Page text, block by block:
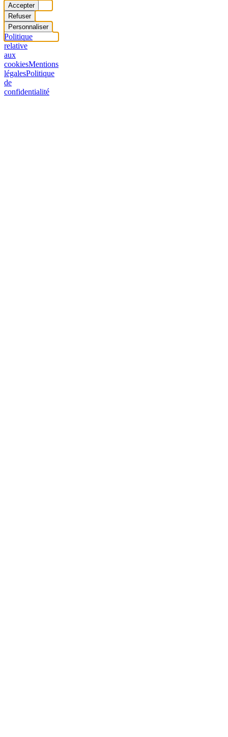
Accepter
Refuser
Personnaliser
Politique
relative
aux
cookiesMentions
légalesPolitique
de
confidentialité